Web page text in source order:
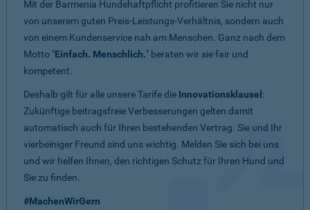
Mit der Barmenia Hundehaftpflicht profitieren Sie nicht nur
von unserem guten Preis-Leistungs-Verhältnis, sondern auch
von einem Kundenservice nah am Menschen. Ganz nach dem
Motto "Einfach. Menschlich." beraten wir sie fair und
kompetent.
Deshalb gilt für alle unsere Tarife die Innovationsklausel :
Zukünftige beitragsfreie Verbesserungen gelten damit
automatisch auch für Ihren bestehenden Vertrag. Sie und Ihr
vierbeiniger Freund sind uns wichtig. Melden Sie sich bei uns
und wir helfen Ihnen, den richtigen Schutz für Ihren Hund und
Sie zu finden.
#MachenWirGern